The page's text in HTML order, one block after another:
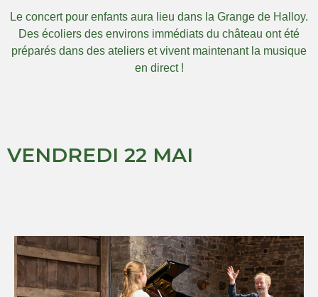
Le concert pour enfants aura lieu dans la Grange de Halloy.
Des écoliers des environs immédiats du château ont été
préparés dans des ateliers et vivent maintenant la musique
en direct !
VENDREDI 22 MAI